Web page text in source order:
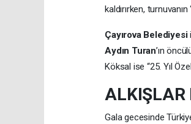
kaldırırken,
Çayırova Belediyesi
Aydın Turan’ın
Köksal ise “25. Yıl
ALKIŞLAR
Gala gecesinde